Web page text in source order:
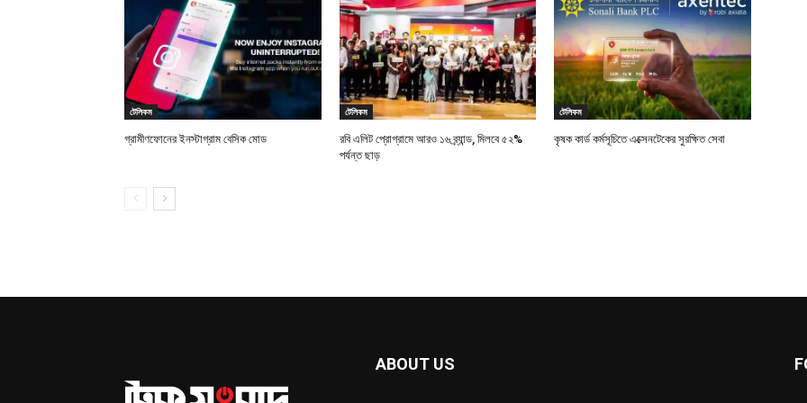
টেলিকম
গ্রামীণফোনের ইনস্টাগ্রাম বেসিক মোড
টেলিকম
রবি এলিট প্রোগ্রামে আরও ১৬ ব্র্যান্ড, মিলবে ৫২%
পর্যন্ত ছাড়
টেলিকম
কৃষক কার্ড কর্মসূচিতে এক্সেনটেকের সুরক্ষিত সেবা
ABOUT US